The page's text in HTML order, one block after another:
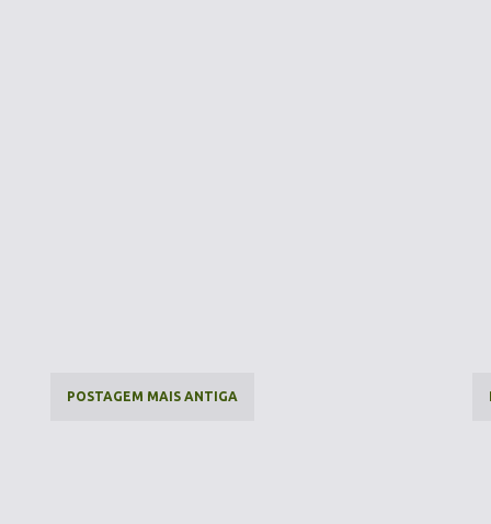
POSTAGEM MAIS ANTIGA